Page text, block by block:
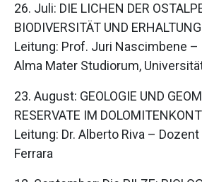
26. Juli: DIE LICHEN DER
BIODIVERSITÄT UND ERHALTUNG
Leitung: Prof. Juri Nascimbene –
Alma Mater Studiorum,
23. August: GEOLOGIE UND
RESERVATE IM
Leitung: Dr. Alberto Riva –
Ferrara